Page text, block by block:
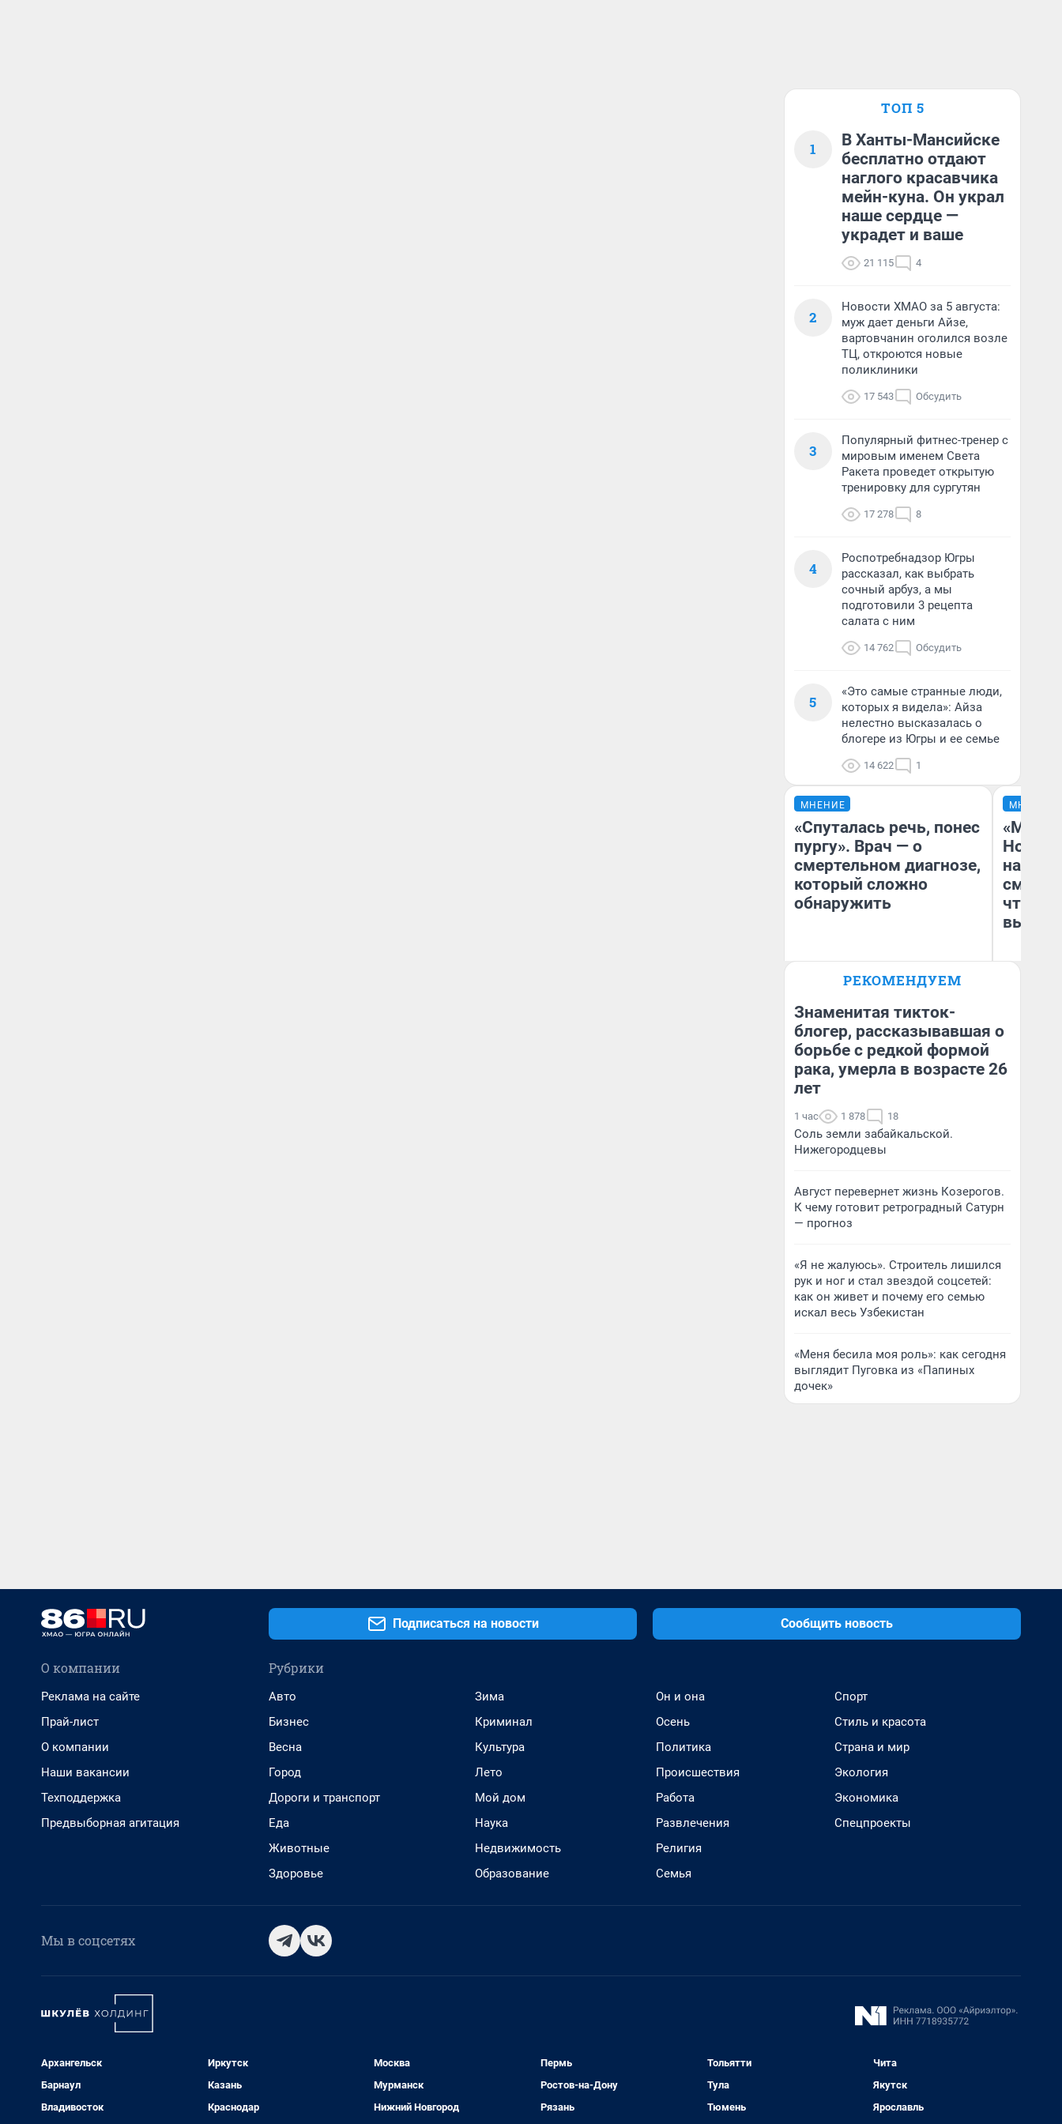
ТОП 5
1
В Ханты-Мансийске
бесплатно отдают
наглого красавчика
мейн-куна. Он украл
наше сердце —
украдет и ваше
21 115 4
2
Новости ХМАО за 5 августа:
муж дает деньги Айзе,
вартовчанин оголился возле
ТЦ, откроются новые
поликлиники
17 543 Обсудить
3
Популярный фитнес-тренер с
мировым именем Света
Ракета проведет открытую
тренировку для сургутян
17 278 8
4
Роспотребнадзор Югры
рассказал, как выбрать
сочный арбуз, а мы
подготовили 3 рецепта
салата с ним
14 762 Обсудить
5
«Это самые странные люди,
которых я видела»: Айза
нелестно высказалась о
блогере из Югры и ее семье
14 622 1
МНЕНИЕ
«Спуталась речь, понес
пургу». Врач — о
смертельном диагнозе,
который сложно
обнаружить
Главврач клиники
Волковой»
МНЕНИЕ
«Мы
чтобы
РЕКОМЕНДУЕМ
Знаменитая тикток-
блогер, рассказывавшая о
борьбе с редкой формой
рака, умерла в возрасте 26
лет
1 час 1 878 18
Соль земли забайкальской.
Нижегородцевы
Август перевернет жизнь Козерогов.
К чему готовит ретроградный Сатурн
— прогноз
«Я не жалуюсь». Строитель лишился
рук и ног и стал звездой соцсетей:
как он живет и почему его семью
искал весь Узбекистан
«Меня бесила моя роль»: как сегодня
выглядит Пуговка из «Папиных
дочек»
Подписаться на новости Сообщить новость
О компании
Реклама на сайте
Прай-лист
О компании
Наши вакансии
Техподдержка
Предвыборная агитация
Рубрики
Авто
Бизнес
Весна
Город
Дороги и транспорт
Еда
Животные
Здоровье
Зима
Криминал
Культура
Лето
Мой дом
Наука
Недвижимость
Образование
Он и она
Осень
Политика
Происшествия
Работа
Развлечения
Религия
Семья
Спорт
Стиль и красота
Страна и мир
Экология
Экономика
Спецпроекты
Мы в соцсетях
Архангельск
Барнаул
Владивосток
Иркутск
Казань
Краснодар
Москва
Мурманск
Нижний Новгород
Пермь
Ростов-на-Дону
Рязань
Тольятти
Тула
Тюмень
Чита
Якутск
Ярославль